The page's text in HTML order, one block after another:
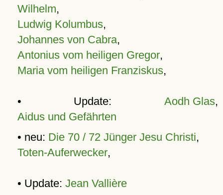
Wilhelm,
Ludwig Kolumbus,
Johannes von Cabra,
Antonius vom heiligen Gregor,
Maria vom heiligen Franziskus,
• Update: Aodh Glas,
Aidus und Gefährten
• neu: Die 70 / 72 Jünger Jesu Christi,
Toten-Auferwecker,
• Update: Jean Vallière